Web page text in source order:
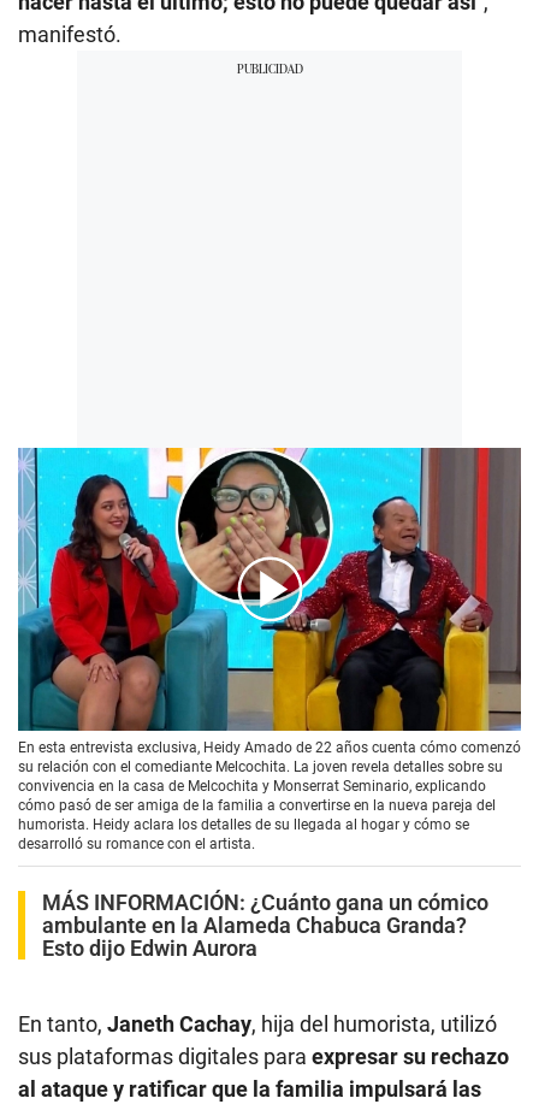
manifestó.
00:00 03:46
En esta entrevista exclusiva, Heidy Amado de 22 años cuenta cómo comenzó
su relación con el comediante Melcochita. La joven revela detalles sobre su
convivencia en la casa de Melcochita y Monserrat Seminario, explicando
cómo pasó de ser amiga de la familia a convertirse en la nueva pareja del
humorista. Heidy aclara los detalles de su llegada al hogar y cómo se
desarrolló su romance con el artista.
MÁS INFORMACIÓN: ¿Cuánto gana un cómico
ambulante en la Alameda Chabuca Granda?
Esto dijo Edwin Aurora
En tanto, Janeth Cachay, hija del humorista, utilizó
sus plataformas digitales para expresar su rechazo
al ataque y ratificar que la familia impulsará las